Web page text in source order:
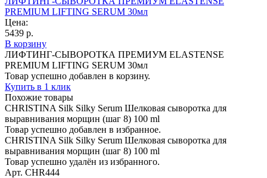
PREMIUM LIFTING SERUM 30мл
Цена:
5439 р.
В корзину
ЛИФТИНГ-СЫВОРОТКА ПРЕМИУМ ELASTENSE
PREMIUM LIFTING SERUM 30мл
Товар успешно добавлен в корзину.
Купить в 1 клик
Похожие товары
CHRISTINA Silk Silky Serum Шелковая сыворотка для
выравнивания морщин (шаг 8) 100 ml
Товар успешно добавлен в избранное.
CHRISTINA Silk Silky Serum Шелковая сыворотка для
выравнивания морщин (шаг 8) 100 ml
Товар успешно удалён из избранного.
Арт. CHR444